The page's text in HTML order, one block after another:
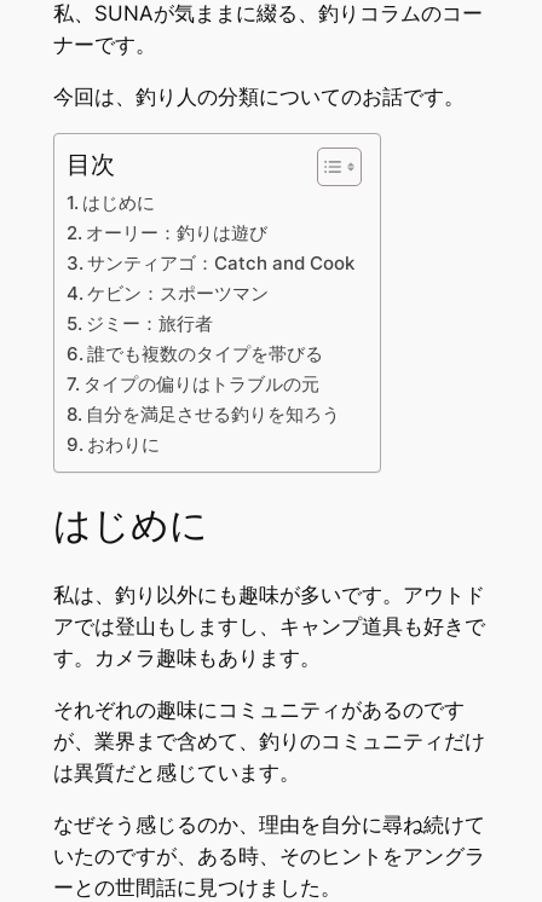
私、SUNAが気ままに綴る、釣りコラムのコー
ナーです。
今回は、釣り人の分類についてのお話です。
目次
はじめに
オーリー：釣りは遊び
サンティアゴ：Catch and Cook
ケビン：スポーツマン
ジミー：旅行者
誰でも複数のタイプを帯びる
タイプの偏りはトラブルの元
自分を満足させる釣りを知ろう
おわりに
はじめに
私は、釣り以外にも趣味が多いです。アウトド
アでは登山もしますし、キャンプ道具も好きで
す。カメラ趣味もあります。
それぞれの趣味にコミュニティがあるのです
が、業界まで含めて、釣りのコミュニティだけ
は異質だと感じています。
なぜそう感じるのか、理由を自分に尋ね続けて
いたのですが、ある時、そのヒントをアングラ
ーとの世間話に見つけました。